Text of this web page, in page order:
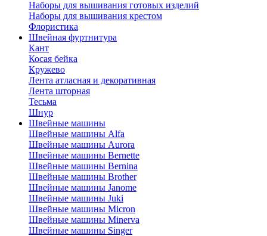
Наборы для вышивания готовых изделий
Наборы для вышивания крестом
Флористика
Швейная фуртнитура
Кант
Косая бейка
Кружево
Лента aтласная и декоративная
Лента шторная
Тесьма
Шнур
Швейные машины
Швейные машины Alfa
Швейные машины Aurora
Швейные машины Bernette
Швейные машины Bernina
Швейные машины Brother
Швейные машины Janome
Швейные машины Juki
Швейные машины Micron
Швейные машины Minerva
Швейные машины Singer